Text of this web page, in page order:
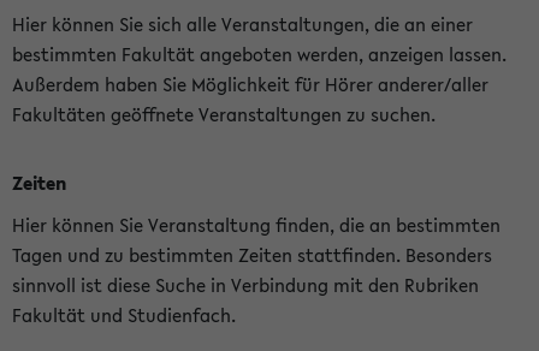
Hier können Sie sich alle Veranstaltungen, die an einer
bestimmten Fakultät angeboten werden, anzeigen lassen.
Außerdem haben Sie Möglichkeit für Hörer anderer/aller
Fakultäten geöffnete Veranstaltungen zu suchen.
Zeiten
Hier können Sie Veranstaltung finden, die an bestimmten
Tagen und zu bestimmten Zeiten stattfinden. Besonders
sinnvoll ist diese Suche in Verbindung mit den Rubriken
Fakultät und Studienfach.